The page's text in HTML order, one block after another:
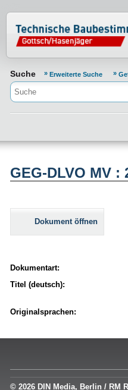
Normenportal
Suche Erweiterte Suche
GEG-DLVO MV :
Dokument öffnen
Dokumentart:
Titel (deutsch):
Originalsprachen:
© 2026 DIN Media, Berlin / RM